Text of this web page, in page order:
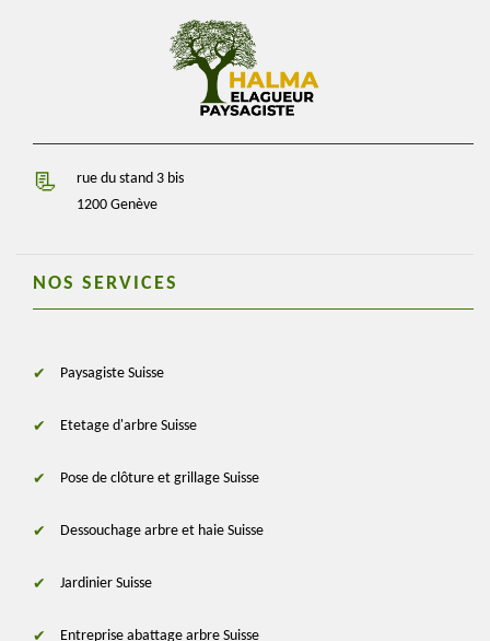
rue du stand 3 bis
1200 Genève
NOS SERVICES
Paysagiste Suisse
Etetage d'arbre Suisse
Pose de clôture et grillage Suisse
Dessouchage arbre et haie Suisse
Jardinier Suisse
Entreprise abattage arbre Suisse